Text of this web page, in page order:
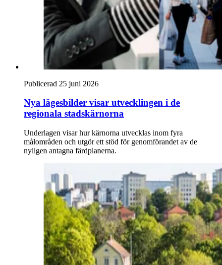
Publicerad 25 juni 2026
Nya lägesbilder visar utvecklingen i de
regionala stadskärnorna
Underlagen visar hur kärnorna utvecklas inom fyra
målområden och utgör ett stöd för genomförandet av de
nyligen antagna färdplanerna.